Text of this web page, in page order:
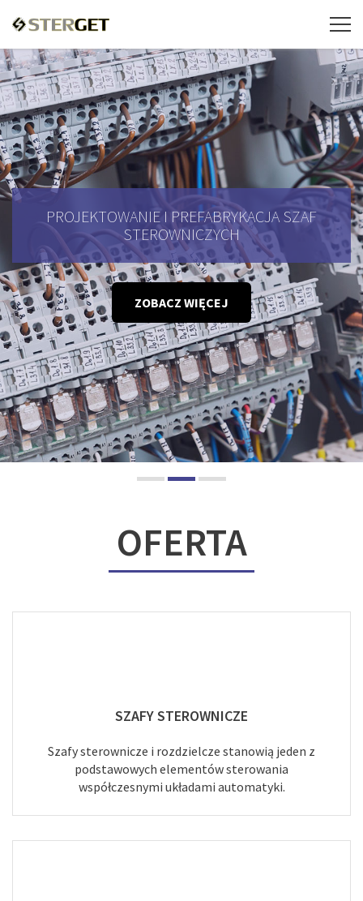
PROJEKTOWANIE I PREFABRYKACJA SZAF
STEROWNICZYCH
ZOBACZ WIĘCEJ
OFERTA
SZAFY STEROWNICZE
Szafy sterownicze i rozdzielcze stanowią jeden z
podstawowych elementów sterowania
współczesnymi układami automatyki.